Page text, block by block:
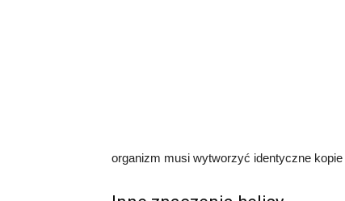
organizm musi wytworzyć identyczne